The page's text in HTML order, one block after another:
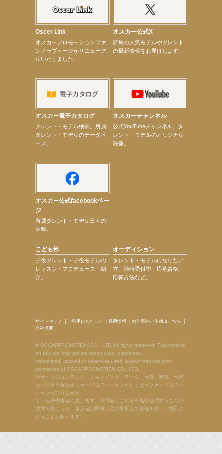
【昆虫ハンター牧田習】宝塚市立手塚治虫記念館トークショー＆宝塚文化芸術センター昆虫展示イ
【昆虫ハンター牧田習】8月13日（木）プライムツリー赤池「ふれあい昆虫フェスティバル」トーク
【井頭愛海】『小さなお葬式』TV-CM出演！
【定本楓馬】WEB DIGVII 連載企画『東京23時』に登場！
【髙橋ひかる】7月雑誌掲載情報
【elfin’】【小倉舞子】8月9日（日）「MxM’s produce event vol.14」に出演決定！
【elfin’】【辻美優】8月28日（金）「辻美優(elfin’)グレイテスト・ショー」に出演決定！
【elfin’】9月27日（日）「Beauty Voice Theater Reboot Vol.3」開催決定！
【本田紗来】「Ray」9月号発売中！
Oscer Link
オスカープロモーションファ
ンクラブページがリニューア
ルいたしました。
オスカー公式X
所属の人気モデルやタレント
の最新情報をお届けします。
オスカー電子カタログ
タレント・モデル検索。所属
タレント・モデルのデータベ
ース。
オスカーチャンネル
公式YouTubeチャンネル。タ
レント・モデルのオリジナル
映像。
オスカー公式facebookペー
ジ
所属タレント・モデル日々の
活動。
こども部
子役タレント・子役モデルの
レッスン・プロデュース・紹
介。
オーディション
タレント・モデルになりたい
方、随時受付中！応募資格、
応募方法など。
サイトマップ| ご利用にあたって 採用情報 お仕事のご依頼はこちら
会社概要
© OSCARPROMOTION CO., LTD. All rights reserved. The material
on this site may not be reproduced, distributed,
transmitted, cached or otherwise used, except with the prior
permission of OSCARPROMOTION CO., LTD.
当サイトのコンテンツ、ドキュメント、データ、画像、映像、音声
などの著作権はオスカープロモーションもしくはオスカープロモー
ションが許可を受け
ている著作権者に属します。許可無くこれらを無断使用することは
法律で禁じられ、違反者は民事上及び刑事上の責任を負い、処罰さ
れることがあります。